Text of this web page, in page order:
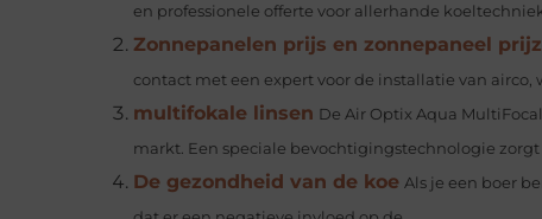
en professionele offerte voor allerhande
Zonnepanelen prijs en zonnepaneel
contact met een expert voor de installatie van
multifokale linsen De Air Optix Aqua
markt. Een speciale bevochtigingstechnologie zorgt
De gezondheid van de koe Als je een boer